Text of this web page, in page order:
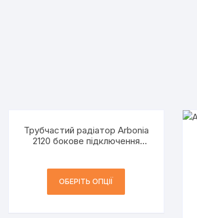
Трубчастий радіатор Arbonia
2120 бокове підключення
ОБЕРІТЬ ОПЦІЇ